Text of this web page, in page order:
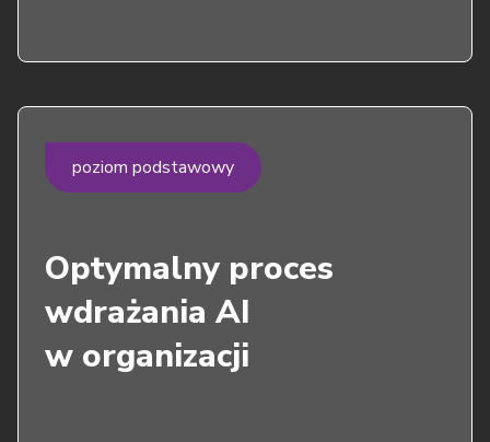
poziom podstawowy
Optymalny proces
wdrażania AI
w organizacji